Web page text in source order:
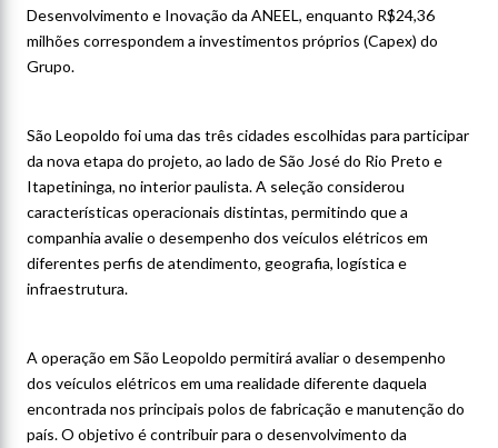
Desenvolvimento e Inovação da ANEEL, enquanto R$24,36
milhões correspondem a investimentos próprios (Capex) do
Grupo.
São Leopoldo foi uma das três cidades escolhidas para participar
da nova etapa do projeto, ao lado de São José do Rio Preto e
Itapetininga, no interior paulista. A seleção considerou
características operacionais distintas, permitindo que a
companhia avalie o desempenho dos veículos elétricos em
diferentes perfis de atendimento, geografia, logística e
infraestrutura.
A operação em São Leopoldo permitirá avaliar o desempenho
dos veículos elétricos em uma realidade diferente daquela
encontrada nos principais polos de fabricação e manutenção do
país. O objetivo é contribuir para o desenvolvimento da